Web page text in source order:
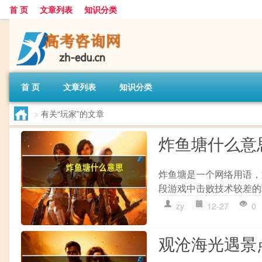
首 页 文章列表 知识分类
首 页 文章列表 知识分类
> 有关“玩家”的文章
炸鱼塘什么意
炸鱼塘是一个网络用语
段游戏中击败技术较差
zy 12-27 0
观沧海光遇